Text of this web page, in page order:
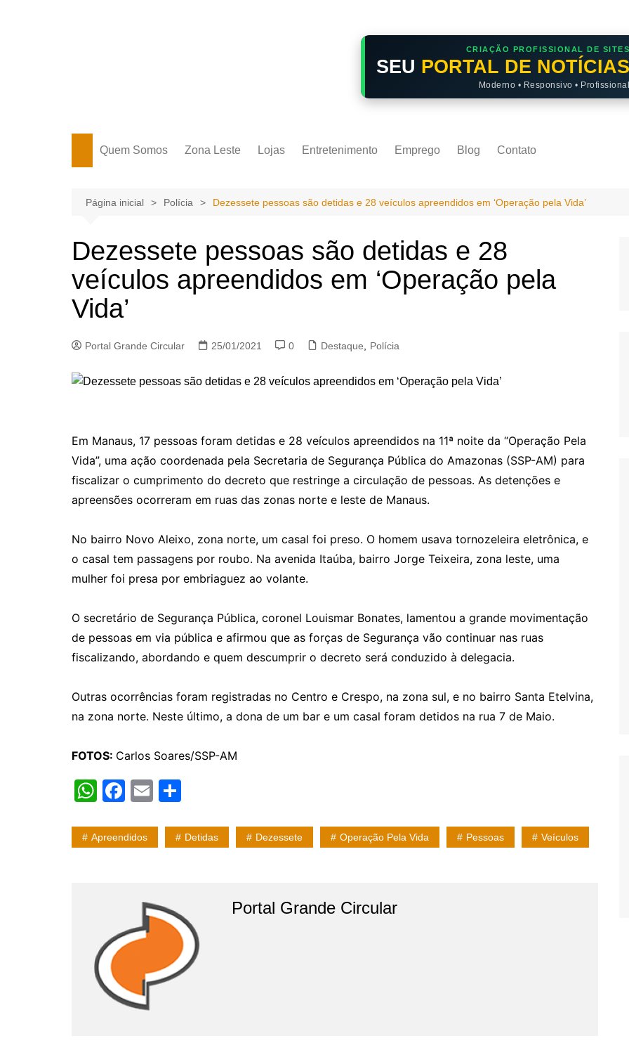
CRIAÇÃO PROFISSIONAL DE SITES
SEU PORTAL DE NOTÍCIAS
Moderno • Responsivo • Profissional
Quem Somos Zona Leste Lojas Entretenimento Emprego Blog Contato
Página inicial Polícia Dezessete pessoas são detidas e 28 veículos apreendidos em ‘Operação pela Vida’
Dezessete pessoas são detidas e 28
veículos apreendidos em ‘Operação pela
Vida’
Portal Grande Circular 25/01/2021 0 Destaque Polícia
Em Manaus, 17 pessoas foram detidas e 28 veículos apreendidos na 11ª noite da “Operação Pela
Vida”, uma ação coordenada pela Secretaria de Segurança Pública do Amazonas (SSP-AM) para
fiscalizar o cumprimento do decreto que restringe a circulação de pessoas. As detenções e
apreensões ocorreram em ruas das zonas norte e leste de Manaus.
No bairro Novo Aleixo, zona norte, um casal foi preso. O homem usava tornozeleira eletrônica, e
o casal tem passagens por roubo. Na avenida Itaúba, bairro Jorge Teixeira, zona leste, uma
mulher foi presa por embriaguez ao volante.
O secretário de Segurança Pública, coronel Louismar Bonates, lamentou a grande movimentação
de pessoas em via pública e afirmou que as forças de Segurança vão continuar nas ruas
fiscalizando, abordando e quem descumprir o decreto será conduzido à delegacia.
Outras ocorrências foram registradas no Centro e Crespo, na zona sul, e no bairro Santa Etelvina,
na zona norte. Neste último, a dona de um bar e um casal foram detidos na rua 7 de Maio.
FOTOS: Carlos Soares/SSP-AM
W
at
F
c
o
k
E
ai ar
Apreendidos Detidas Dezessete Operação Pela Vida Pessoas Veículos
Portal Grande Circular